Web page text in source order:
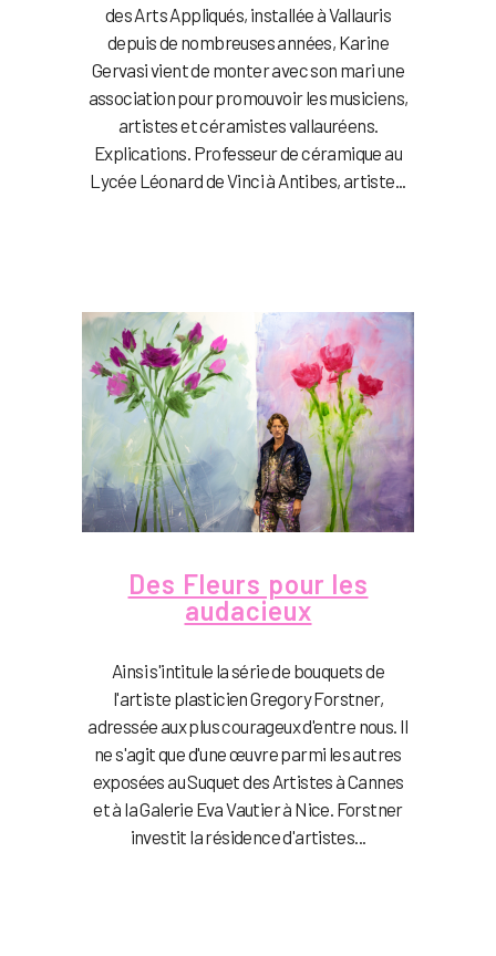
des Arts Appliqués, installée à Vallauris
depuis de nombreuses années, Karine
Gervasi vient de monter avec son mari une
association pour promouvoir les musiciens,
artistes et céramistes vallauréens.
Explications. Professeur de céramique au
Lycée Léonard de Vinci à Antibes, artiste...
Des Fleurs pour les
audacieux
Ainsi s'intitule la série de bouquets de
l'artiste plasticien Gregory Forstner,
adressée aux plus courageux d'entre nous. Il
ne s'agit que d'une œuvre parmi les autres
exposées au Suquet des Artistes à Cannes
et à la Galerie Eva Vautier à Nice. Forstner
investit la résidence d'artistes...